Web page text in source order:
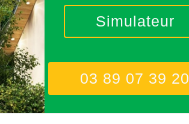
Simulateur
03 89 07 39 20